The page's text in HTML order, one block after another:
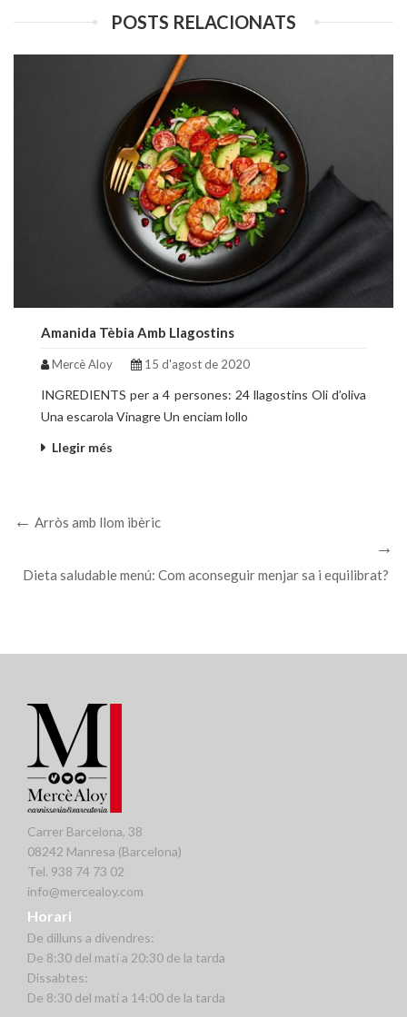
POSTS RELACIONATS
Amanida Tèbia Amb Llagostins
Mercè Aloy 15 d'agost de 2020
INGREDIENTS per a 4 persones: 24 llagostins Oli d’oliva
Una escarola Vinagre Un enciam lollo
Llegir més
Arròs amb llom ibèric
Dieta saludable menú: Com aconseguir menjar sa i equilibrat?
Carrer Barcelona, 38
08242 Manresa (Barcelona)
Tel. 938 74 73 02
info@mercealoy.com
Horari
De dilluns a divendres:
De 8:30 del matí a 20:30 de la tarda
Dissabtes:
De 8:30 del matí a 14:00 de la tarda